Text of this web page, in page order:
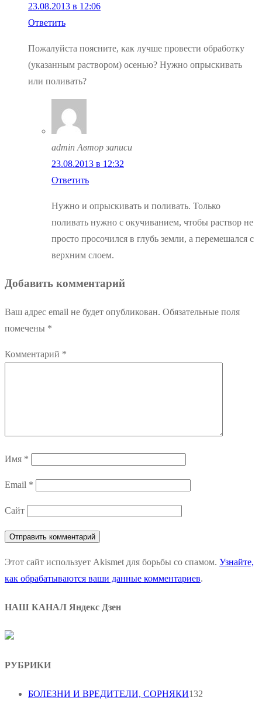
23.08.2013 в 12:06
Ответить
Пожалуйста поясните, как лучше провести обработку
(указанным раствором) осенью? Нужно опрыскивать
или поливать?
admin Автор записи
23.08.2013 в 12:32
Ответить
Нужно и опрыскивать и поливать. Только
поливать нужно с окучиванием, чтобы раствор не
просто просочился в глубь земли, а перемешался с
верхним слоем.
Добавить комментарий
Ваш адрес email не будет опубликован. Обязательные поля
помечены *
Комментарий *
Имя *
Email *
Сайт
Этот сайт использует Akismet для борьбы со спамом. Узнайте,
как обрабатываются ваши данные комментариев.
НАШ КАНАЛ Яндекс Дзен
РУБРИКИ
БОЛЕЗНИ И ВРЕДИТЕЛИ, СОРНЯКИ132